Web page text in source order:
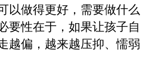
以做得更好，需要做什么
要性在于，如果让孩子自
越偏，越来越压抑、懦弱